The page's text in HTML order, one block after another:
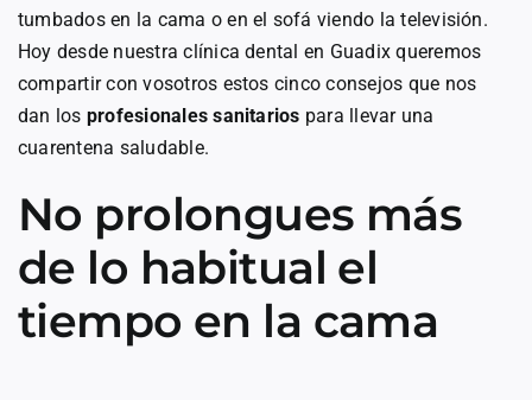
tumbados en la cama o en el sofá viendo la televisión.
Hoy desde nuestra clínica dental en Guadix queremos
compartir con vosotros estos cinco consejos que nos
dan los profesionales sanitarios para llevar una
cuarentena saludable.
No prolongues más
de lo habitual el
tiempo en la cama